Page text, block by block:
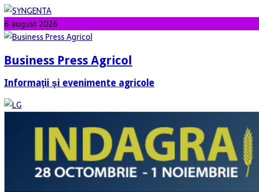
6 august 2026
Business Press Agricol
Informaţii şi evenimente agricole